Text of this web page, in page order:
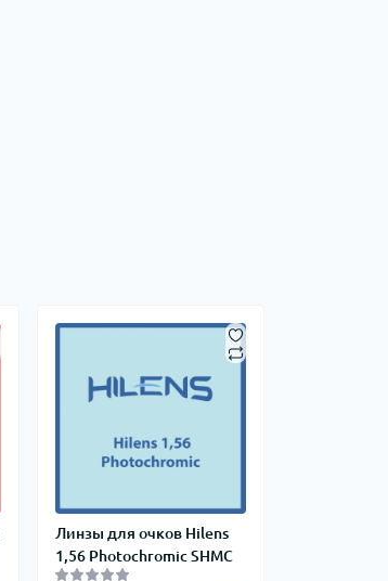
Линзы для очков Hilens
1,56 Photochromic SHMC